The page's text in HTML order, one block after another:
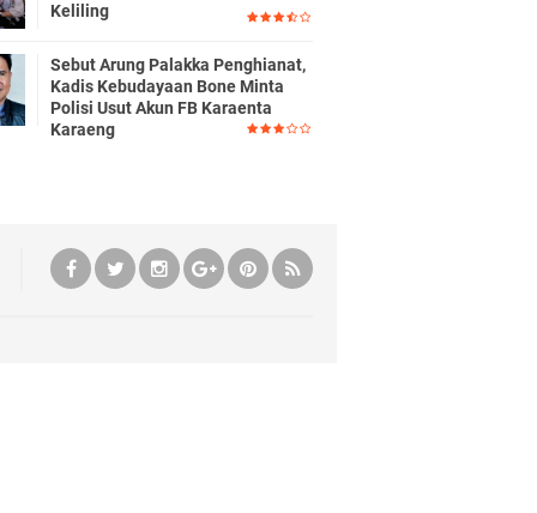
Keliling
Sebut Arung Palakka Penghianat,
Kadis Kebudayaan Bone Minta
Polisi Usut Akun FB Karaenta
Karaeng